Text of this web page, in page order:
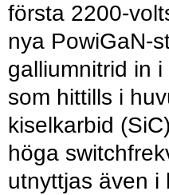
första 2200-
nya PowiGaN-
galliumnitrid in
som hittills i
kiselkarbid
höga
utnyttjas även i